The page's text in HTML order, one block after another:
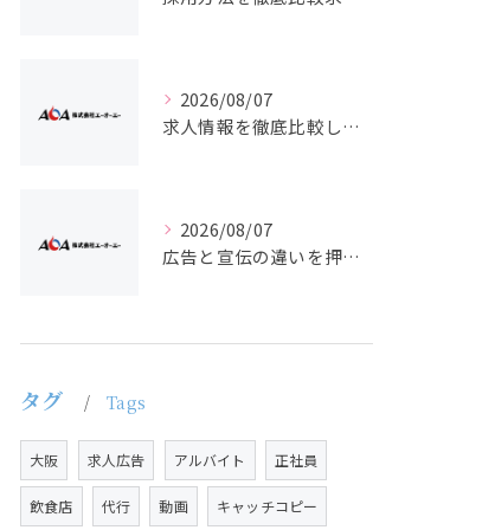
2026/08/07
求人情報を徹底比較して正社員やバイトを効率よく見つける実践ガイド
2026/08/07
広告と宣伝の違いを押さえた採用求人戦略とバイト正社員獲得の実務ポイント
タグ Tags
大阪 求人広告 アルバイト 正社員
飲食店 代行 動画 キャッチコピー